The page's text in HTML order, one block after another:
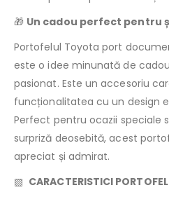
🎁 Un cadou perfect pentru
Portofelul Toyota port
este o idee minunată de
pasionat. Este un accesoriu
funcționalitatea cu un design
Perfect pentru ocazii speciale
surpriză deosebită, acest
apreciat și admirat.
▧ CARACTERISTICI